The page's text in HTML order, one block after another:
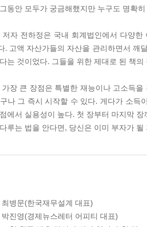
그동안 모두가 궁금해했지만 누구도 명확
저자 전하정은 국내 회계법인에서 다양
. 고액 자산가들의 자산을 관리하면서 깨
는 것이었다. 그들을 위한 제대로 된 책
가장 큰 장점은 특별한 재능이나 고소득
나 그 즉시 시작할 수 있다. 게다가 소득
에서 실용성이 높다. 첫 장부터 마지막
루는 법을 안다면, 당신은 이미 부자가 될
최병문(한국재무설계 대표)
박진영(경제뉴스레터 어피티 대표)